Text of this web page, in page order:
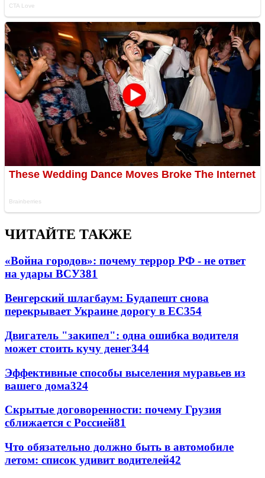
ЧИТАЙТЕ ТАКЖЕ
«Война городов»: почему террор РФ - не ответ
на удары ВСУ381
Венгерский шлагбаум: Будапешт снова
перекрывает Украине дорогу в ЕС354
Двигатель "закипел": одна ошибка водителя
может стоить кучу денег344
Эффективные способы выселения муравьев из
вашего дома324
Скрытые договоренности: почему Грузия
сближается с Россией81
Что обязательно должно быть в автомобиле
летом: список удивит водителей42